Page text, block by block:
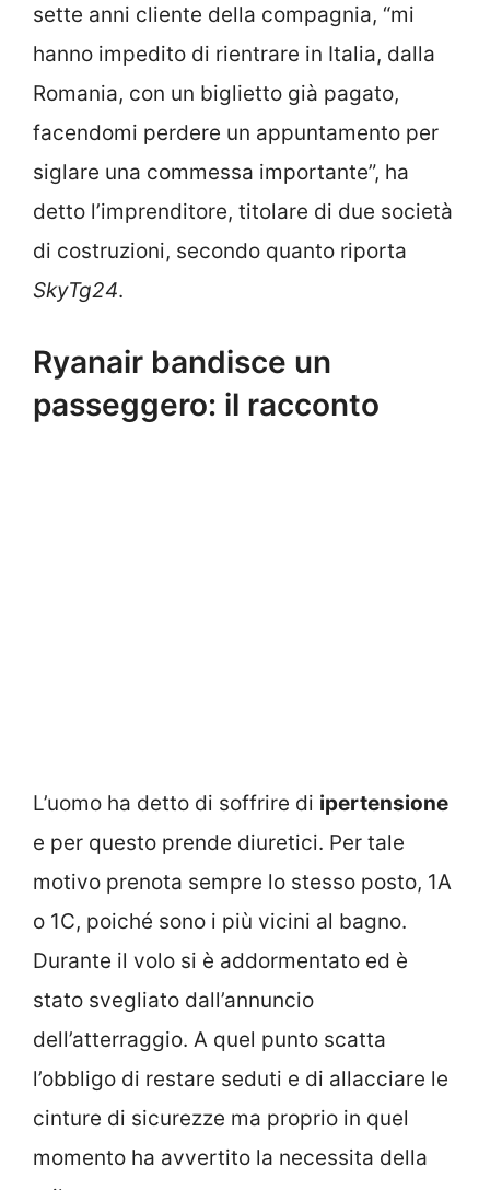
sette anni cliente della compagnia, “mi
hanno impedito di rientrare in Italia, dalla
Romania, con un biglietto già pagato,
facendomi perdere un appuntamento per
siglare una commessa importante”, ha
detto l’imprenditore, titolare di due società
di costruzioni, secondo quanto riporta
SkyTg24.
Ryanair bandisce un
passeggero: il racconto
L’uomo ha detto di soffrire di ipertensione
e per questo prende diuretici. Per tale
motivo prenota sempre lo stesso posto, 1A
o 1C, poiché sono i più vicini al bagno.
Durante il volo si è addormentato ed è
stato svegliato dall’annuncio
dell’atterraggio. A quel punto scatta
l’obbligo di restare seduti e di allacciare le
cinture di sicurezze ma proprio in quel
momento ha avvertito la necessita della